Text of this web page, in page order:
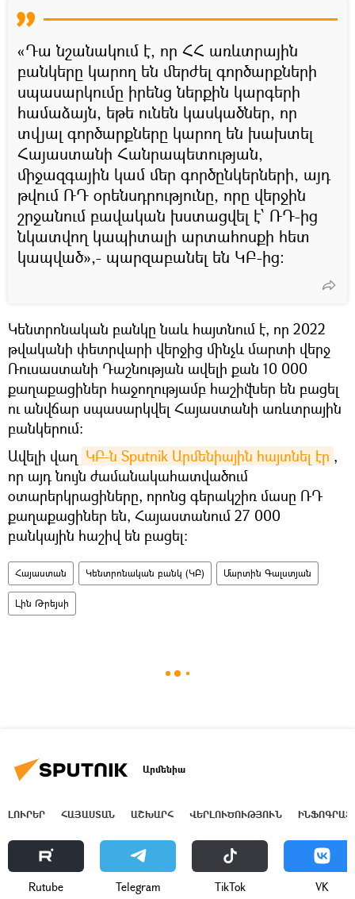
«Դա նշանակում է, որ ՀՀ առևտրային
բանկերը կարող են մերժել գործարքների
սպասարկումը իրենց ներքին կարգերի
համաձայն, եթե ունեն կասկածներ, որ
տվյալ գործարքները կարող են խախտել
Հայաստանի Հանրապետության,
միջազգային կամ մեր գործընկերների, այդ
թվում ՌԴ օրենսդրությունը, որը վերջին
շրջանում բավական խստացվել է՝ ՌԴ-ից
նկատվող կապիտալի արտահոսքի հետ
կապված»,- պարզաբանել են ԿԲ-ից։
Կենտրոնական բանկը նաև հայտնում է, որ 2022
թվականի փետրվարի վերջից մինչև մարտի վերջ
Ռուսաստանի Դաշնության ավելի քան 10 000
քաղաքացիներ հաջողությամբ հաշիվներ են բացել
ու անվճար սպասարկվել Հայաստանի առևտրային
բանկերում։
Ավելի վաղ ԿԲ-ն Sputnik Արմենիային հայտնել էր ,
որ այդ նույն ժամանակահատվածում
օտարերկրացիները, որոնց գերակշիռ մասը ՌԴ
քաղաքացիներ են, Հայաստանում 27 000
բանկային հաշիվ են բացել։
Հայաստան Կենտրոնական բանկ (ԿԲ) Մարտին Գալստյան
Լին Թրեյսի
Արմենիա
ԼՈՒՐԵՐ ՀԱՅԱՍՏԱՆ ԱՇԽԱՐՀ ՎԵՐԼՈՒԾՈՒԹՅՈՒՆ
Rutube Telegram ТikТоk VK